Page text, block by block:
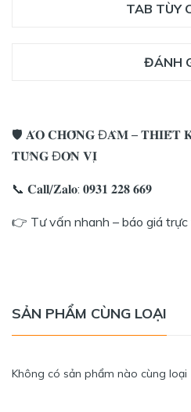
TAB TÙY
ĐÁNH
🛡️ 𝐀́𝐎 𝐂𝐇𝐎̂́𝐍𝐆 Đ𝐀̂𝐌 – 𝐓𝐇𝐈𝐄̂́𝐓
𝐓𝐔̛̀𝐍𝐆 Đ𝐎̛𝐍 𝐕𝐈̣
📞 𝐂𝐚𝐥𝐥/𝐙𝐚𝐥𝐨: 𝟎𝟗𝟑𝟏 𝟐𝟐𝟖 𝟔𝟔𝟗
👉 Tư vấn nhanh – báo giá
SẢN PHẨM CÙNG LOẠI
Không có sản phẩm nào cùng loại